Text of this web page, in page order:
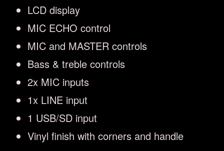
LCD display
MIC ECHO control
MIC and MASTER controls
Bass & treble controls
2x MIC inputs
1x LINE input
1 USB/SD input
Vinyl finish with corners and handle